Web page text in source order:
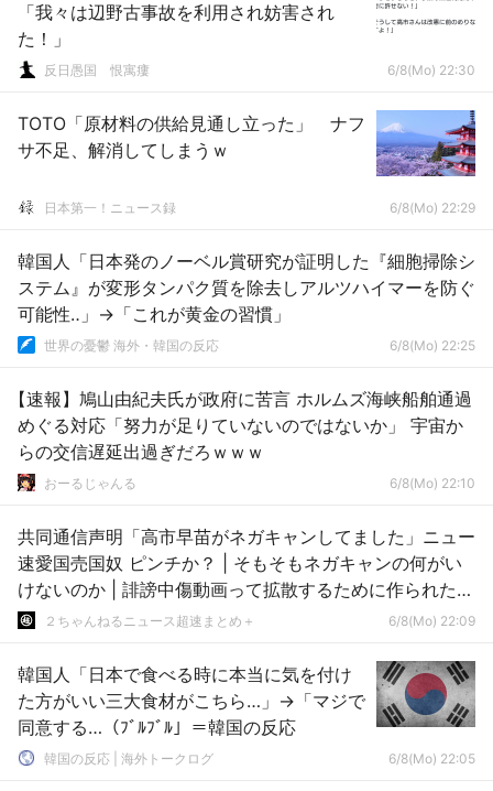
「我々は辺野古事故を利用され妨害され
た！」
反日愚国 恨寓瘻 6/8(Mo) 22:30
TOTO「原材料の供給見通し立った」 ナフ
サ不足、解消してしまうｗ
日本第一！ニュース録 6/8(Mo) 22:29
韓国人「日本発のノーベル賞研究が証明した『細胞掃除シ
ステム』が変形タンパク質を除去しアルツハイマーを防ぐ
可能性‥」→「これが黄金の習慣」
世界の憂鬱 海外・韓国の反応 6/8(Mo) 22:25
【速報】鳩山由紀夫氏が政府に苦言 ホルムズ海峡船舶通過
めぐる対応「努力が足りていないのではないか」 宇宙か
らの交信遅延出過ぎだろｗｗｗ
おーるじゃんる 6/8(Mo) 22:10
共同通信声明「高市早苗がネガキャンしてました」ニュー
速愛国売国奴 ピンチか？ | そもそもネガキャンの何がい
けないのか | 誹謗中傷動画って拡散するために作られたは
ずだよな？
２ちゃんねるニュース超速まとめ＋ 6/8(Mo) 22:09
韓国人「日本で食べる時に本当に気を付け
た方がいい三大食材がこちら…」→「マジで
同意する…（ﾌﾞﾙﾌﾞﾙ」＝韓国の反応
韓国の反応 | 海外トークログ 6/8(Mo) 22:05